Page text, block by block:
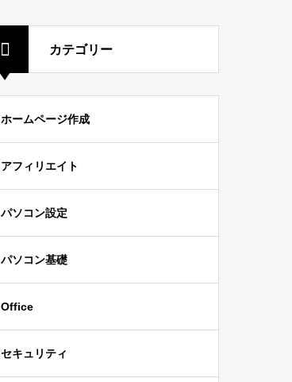
カテゴリー
ホームページ作成
アフィリエイト
パソコン設定
パソコン基礎
Office
セキュリティ